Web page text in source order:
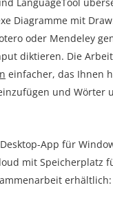
Diagramme mit
oder Mendeley
diktieren. Die
einfacher, das Ihnen
und Wörter
Desktop-App für
mit Speicherplatz
erhältlich: